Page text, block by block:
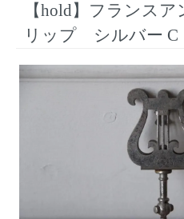
【hold】フランス
リップ シルバー C